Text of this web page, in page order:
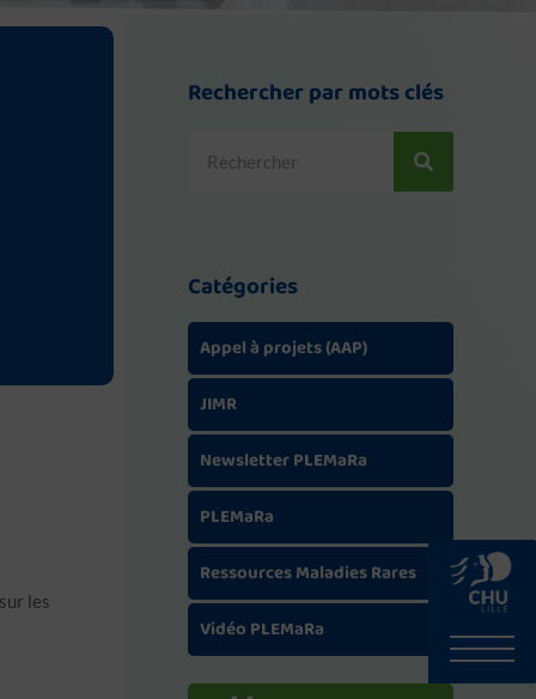
les
Rechercher par mots clés
Catégories
Appel à projets (AAP)
JIMR
Newsletter PLEMaRa
PLEMaRa
Ressources Maladies Rares
Vidéo PLEMaRa